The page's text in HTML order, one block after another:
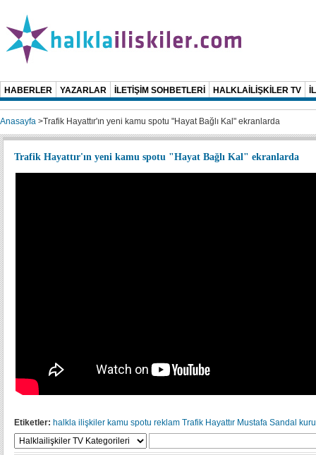
HABERLER YAZARLAR İLETİŞİM SOHBETLERİ HALKLAİLİŞKİLER TV
Anasayfa >Trafik Hayattır'ın yeni kamu spotu "Hayat Bağlı Kal" ekranlarda
Trafik Hayattır'ın yeni kamu spotu "Hayat Bağlı Kal" ekranlarda
Etiketler: halkla ilişkiler kamu spotu reklam Trafik Hayattır Mustafa Sandal